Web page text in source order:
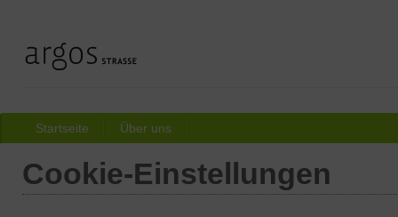
Startseite Über uns
Cookie-Einstellungen